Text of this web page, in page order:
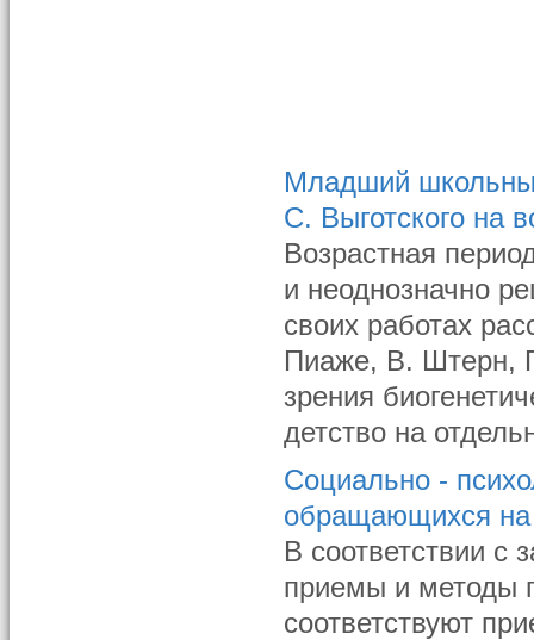
Младший
С. Выготского на
Возрастная
и неоднозначно
своих работах
Пиаже, В. Штерн,
зрения
детство на
Социально -
обращающихся на
В соответствии с
приемы и методы
соответствуют